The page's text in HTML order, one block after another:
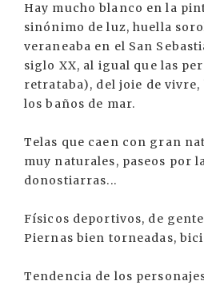
Hay mucho blanco en la
sinónimo de luz, huella
veraneaba en el San
siglo XX, al igual que las
retrataba), del joie de
los baños de mar.
Telas que caen con gran
muy naturales, paseos por
donostiarras...
Físicos deportivos, de
Piernas bien torneadas,
Tendencia de los